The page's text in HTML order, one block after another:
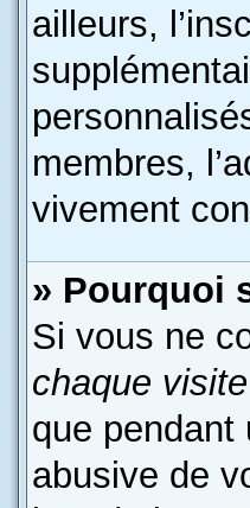
ailleurs,
membres,
vivement
» Pourquoi
Si vous ne
chaque visite
que pendant
abusive de